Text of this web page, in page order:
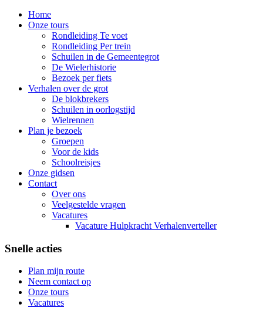
Home
Onze tours
Rondleiding Te voet
Rondleiding Per trein
Schuilen in de Gemeentegrot
De Wielerhistorie
Bezoek per fiets
Verhalen over de grot
De blokbrekers
Schuilen in oorlogstijd
Wielrennen
Plan je bezoek
Groepen
Voor de kids
Schoolreisjes
Onze gidsen
Contact
Over ons
Veelgestelde vragen
Vacatures
Vacature Hulpkracht Verhalenverteller
Snelle acties
Plan mijn route
Neem contact op
Onze tours
Vacatures